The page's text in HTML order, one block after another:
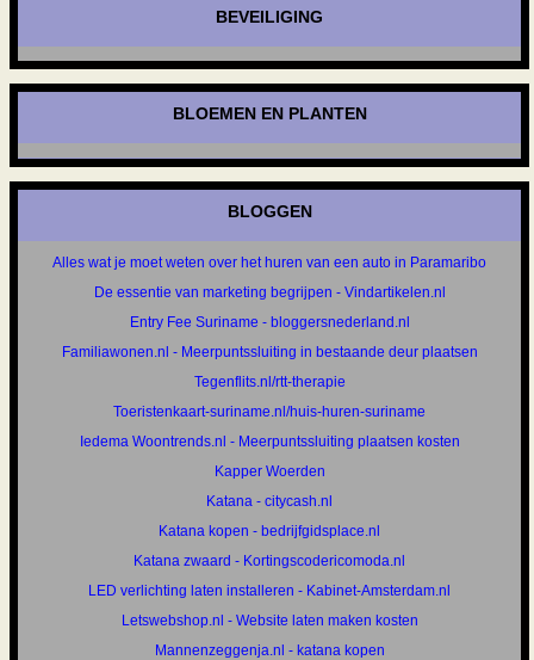
BEVEILIGING
BLOEMEN EN PLANTEN
BLOGGEN
Alles wat je moet weten over het huren van een auto in Paramaribo
De essentie van marketing begrijpen - Vindartikelen.nl
Entry Fee Suriname - bloggersnederland.nl
Familiawonen.nl - Meerpuntssluiting in bestaande deur plaatsen
Tegenflits.nl/rtt-therapie
Toeristenkaart-suriname.nl/huis-huren-suriname
Iedema Woontrends.nl - Meerpuntssluiting plaatsen kosten
Kapper Woerden
Katana - citycash.nl
Katana kopen - bedrijfgidsplace.nl
Katana zwaard - Kortingscodericomoda.nl
LED verlichting laten installeren - Kabinet-Amsterdam.nl
Letswebshop.nl - Website laten maken kosten
Mannenzeggenja.nl - katana kopen